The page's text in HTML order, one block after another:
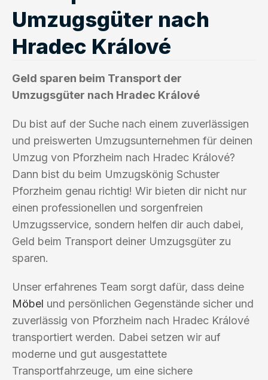
Umzugsgüter nach
Hradec Králové
Geld sparen beim Transport der
Umzugsgüter nach Hradec Králové
Du bist auf der Suche nach einem zuverlässigen
und preiswerten Umzugsunternehmen für deinen
Umzug von Pforzheim nach Hradec Králové?
Dann bist du beim Umzugskönig Schuster
Pforzheim genau richtig! Wir bieten dir nicht nur
einen professionellen und sorgenfreien
Umzugsservice, sondern helfen dir auch dabei,
Geld beim Transport deiner Umzugsgüter zu
sparen.
Unser erfahrenes Team sorgt dafür, dass deine
Möbel und persönlichen Gegenstände sicher und
zuverlässig von Pforzheim nach Hradec Králové
transportiert werden. Dabei setzen wir auf
moderne und gut ausgestattete
Transportfahrzeuge, um eine sichere